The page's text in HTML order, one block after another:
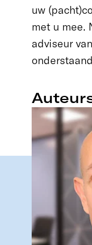
uw
met u mee.
adviseur